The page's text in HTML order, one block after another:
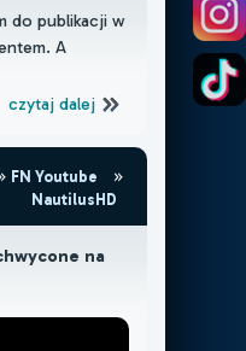
do publikacji w
A
czytaj dalej
FN Youtube
NautilusHD
na